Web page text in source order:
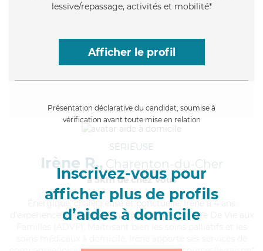
lessive/repassage, activités et mobilité*
Afficher le profil
Présentation déclarative du candidat, soumise à
vérification avant toute mise en relation
Inscrivez-vous pour
afficher plus de profils
d’aides à domicile
SÉRIEUSE
Irène R., Charenton-du-Cher
à 5km de chez Vous
, chaleureuse et ponctuelle, Irène a 4 ans
d'expérience et possède un diplôme d'Assistante De Vie aux